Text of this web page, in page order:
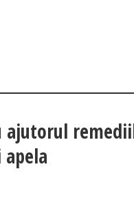
ajutorul